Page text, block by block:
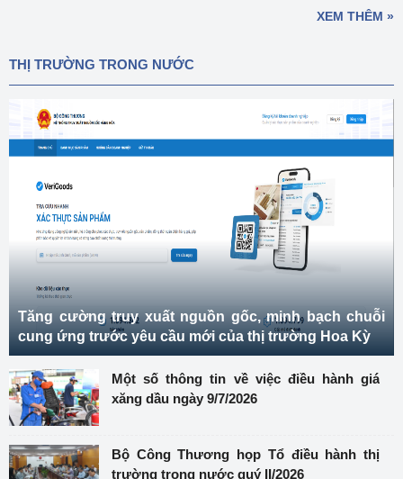
XEM THÊM »
THỊ TRƯỜNG TRONG NƯỚC
Tăng cường truy xuất nguồn gốc, minh bạch chuỗi
cung ứng trước yêu cầu mới của thị trường Hoa Kỳ
Một số thông tin về việc điều hành giá
xăng dầu ngày 9/7/2026
Bộ Công Thương họp Tổ điều hành thị
trường trong nước quý II/2026